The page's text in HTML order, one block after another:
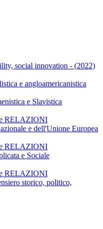
social innovation - (2022)
e angloamericanistica
e Slavistica
RELAZIONI
e dell'Unione Europea
RELAZIONI
e Sociale
RELAZIONI
storico, politico,